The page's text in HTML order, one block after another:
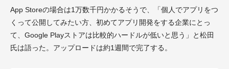
App Storeの場合は1万数千円かかるそうで、「個人でアプリをつ
くって公開してみたい方、初めてアプリ開発をする企業にとっ
て、Google Playストアは比較的ハードルが低いと思う」と松田
氏は語った。アップロードは約1週間で完了する。